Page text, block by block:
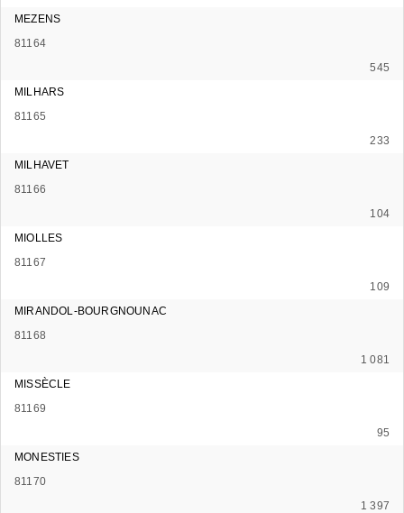
MEZENS
81164
545
MILHARS
81165
233
MILHAVET
81166
104
MIOLLES
81167
109
MIRANDOL-BOURGNOUNAC
81168
1 081
MISSÈCLE
81169
95
MONESTIES
81170
1 397